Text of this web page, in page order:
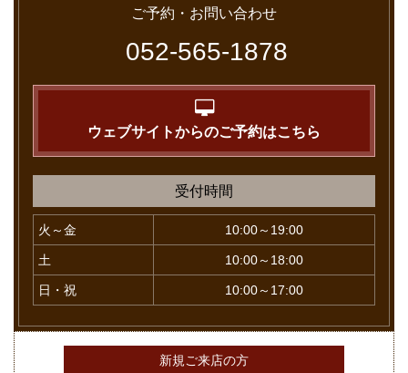
ご予約・お問い合わせ
052-565-1878
ウェブサイトからのご予約はこちら
受付時間
火～金 10:00～19:00
土 10:00～18:00
日・祝 10:00～17:00
新規ご来店の方